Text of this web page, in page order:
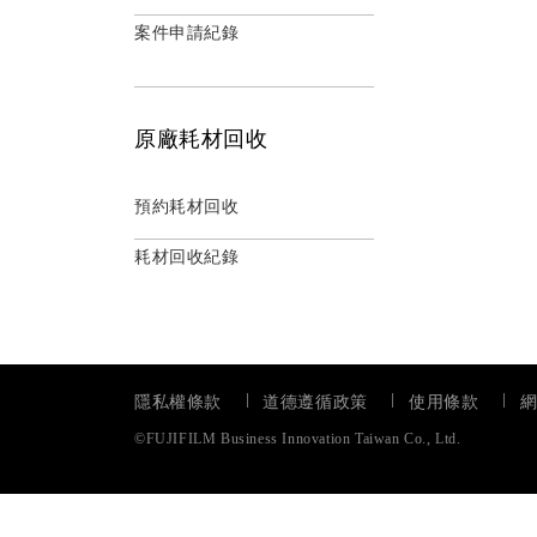
案件申請紀錄
原廠耗材回收
預約耗材回收
耗材回收紀錄
隱私權條款 道德遵循政策 使用條款
©FUJIFILM Business Innovation Taiwan Co., Ltd.